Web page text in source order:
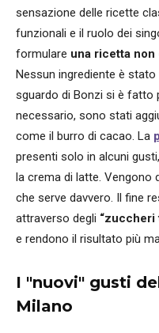
sensazione delle ricette
funzionali e il ruolo dei
formulare una ricetta non
Nessun ingrediente è
sguardo di Bonzi si è fatto
necessario, sono stati
come il burro di cacao. La
presenti solo in alcuni
la crema di latte. Vengono
che serve davvero. Il fine
attraverso degli “zuccheri
e rendono il risultato più
I "nuovi" gusti
Milano